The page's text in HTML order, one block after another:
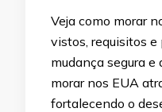
Veja como morar
vistos, requisitos
mudança segura
morar nos EUA
fortalecendo o